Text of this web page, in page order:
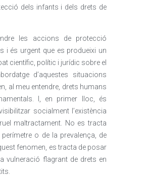
dels infants i dels drets de
les accions de protecció
i és urgent que es produeixi un
científic, polític i jurídic sobre el
d’aquestes situacions
al meu entendre, drets humans
I, en primer lloc, és
socialment l’existència
maltractament. No es tracta
o de la prevalença, de
fenomen, es tracta de posar
vulneració flagrant de drets en